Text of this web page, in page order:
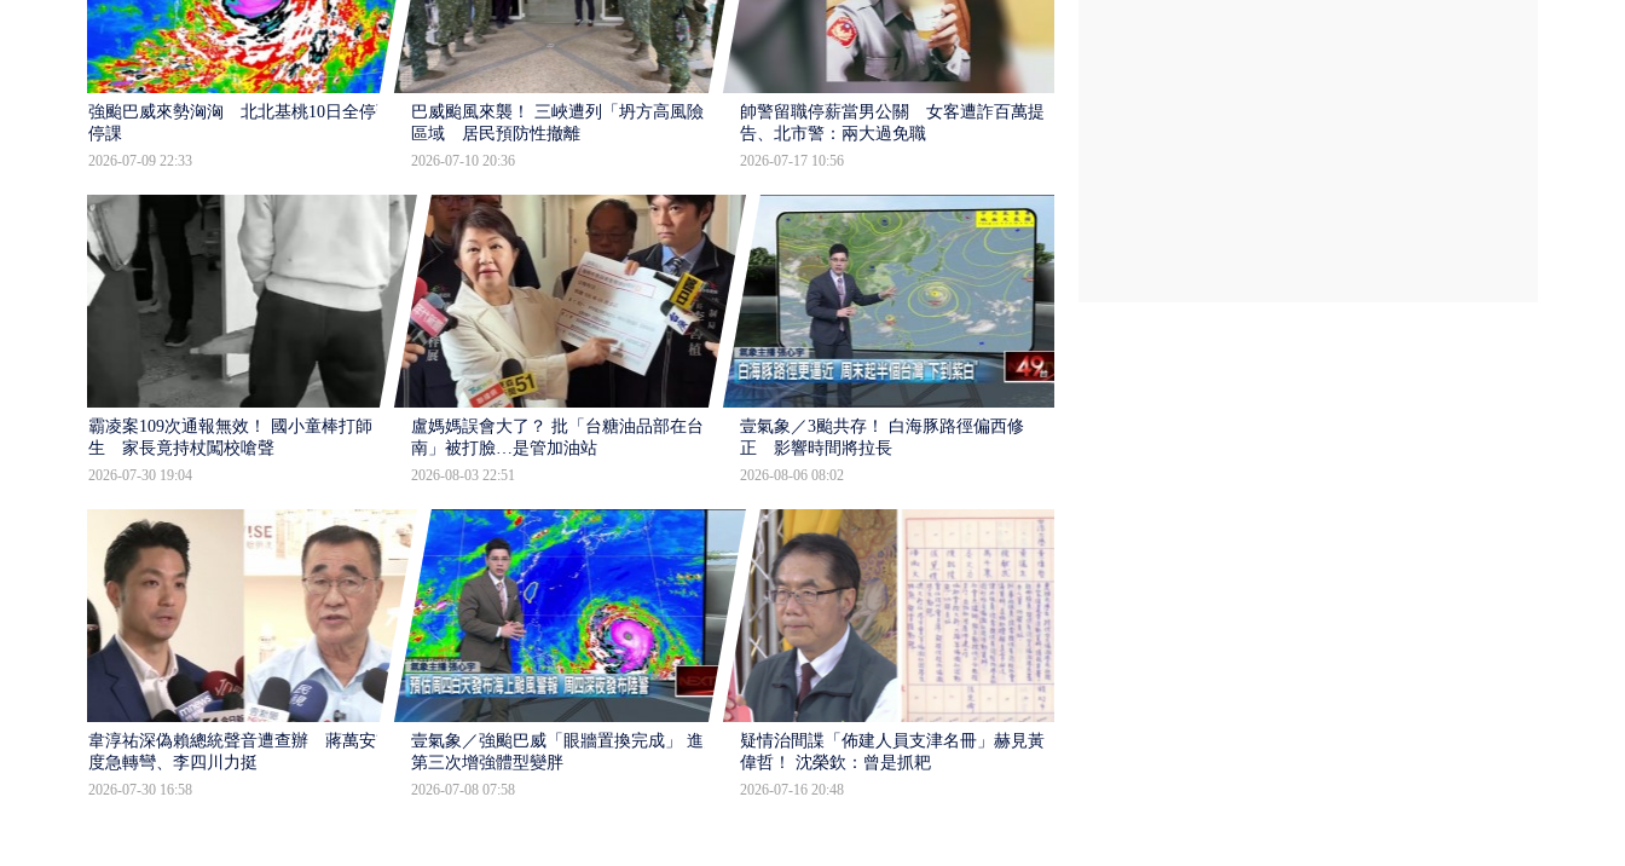
強颱巴威來勢洶洶 北北基桃10日全停班
停課
2026-07-09 22:33
巴威颱風來襲！ 三峽遭列「坍方高風險」
區域 居民預防性撤離
2026-07-10 20:36
帥警留職停薪當男公關 女客遭詐百萬提
告、北市警：兩大過免職
2026-07-17 10:56
霸凌案109次通報無效！ 國小童棒打師
生 家長竟持杖闖校嗆聲
2026-07-30 19:04
盧媽媽誤會大了？ 批「台糖油品部在台
南」被打臉…是管加油站
2026-08-03 22:51
壹氣象／3颱共存！ 白海豚路徑偏西修
正 影響時間將拉長
2026-08-06 08:02
韋淳祐深偽賴總統聲音遭查辦 蔣萬安態
度急轉彎、李四川力挺
2026-07-30 16:58
壹氣象／強颱巴威「眼牆置換完成」 進入
第三次增強體型變胖
2026-07-08 07:58
疑情治間諜「佈建人員支津名冊」赫見黃
偉哲！ 沈榮欽：曾是抓耙
2026-07-16 20:48